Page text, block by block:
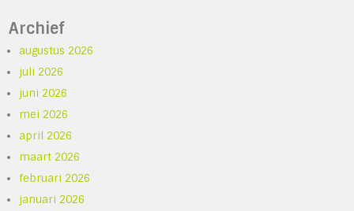
Archief
augustus 2026
juli 2026
juni 2026
mei 2026
april 2026
maart 2026
februari 2026
januari 2026